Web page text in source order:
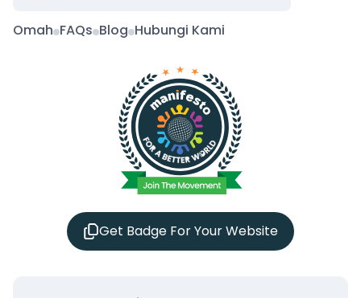
Omah FAQs Blog Hubungi Kami
Get Badge For Your Website